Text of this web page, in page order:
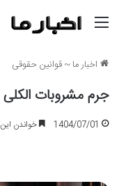
اخبار ما~قوانین حقوقی
جرم مشروبات الکلی
1404/07/01 خواندن این مطلب 16